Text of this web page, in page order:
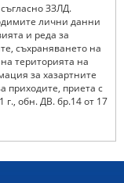
ЗЗЛД.
лични данни
и реда за
съхраняването на
територията на
за хазартните
приходите, приета с
г., обн. ДВ. бр.14 от 17